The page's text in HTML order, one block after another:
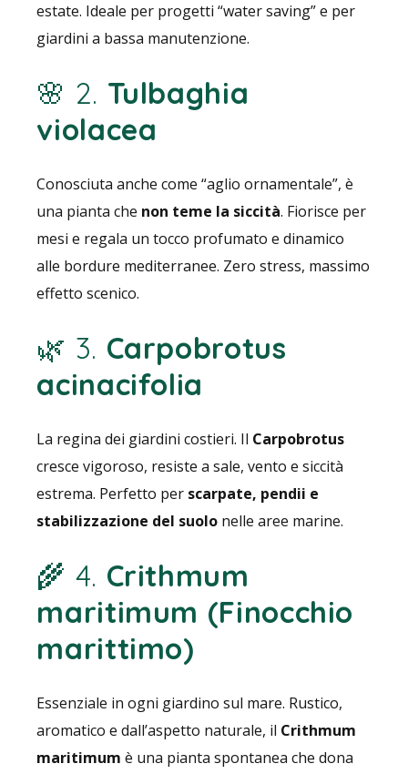
estate. Ideale per progetti “water saving” e per
giardini a bassa manutenzione.
🌸 2. Tulbaghia
violacea
Conosciuta anche come “aglio ornamentale”, è
una pianta che non teme la siccità. Fiorisce per
mesi e regala un tocco profumato e dinamico
alle bordure mediterranee. Zero stress, massimo
effetto scenico.
🌿 3. Carpobrotus
acinacifolia
La regina dei giardini costieri. Il Carpobrotus
cresce vigoroso, resiste a sale, vento e siccità
estrema. Perfetto per scarpate, pendii e
stabilizzazione del suolo nelle aree marine.
🌾 4. Crithmum
maritimum (Finocchio
marittimo)
Essenziale in ogni giardino sul mare. Rustico,
aromatico e dall’aspetto naturale, il Crithmum
maritimum è una pianta spontanea che dona